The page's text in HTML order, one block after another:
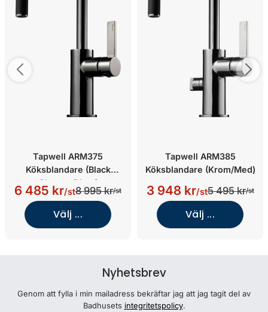
Tapwell ARM375
Köksblandare (Black
Chrome/Utan)
6 485 kr/st8 995 kr/st
Välj ...
Tapwell ARM385
Köksblandare (Krom/Med)
3 948 kr/st5 495 kr/st
Välj ...
Nyhetsbrev
Genom att fylla i min mailadress bekräftar jag att jag tagit del av
Badhusets integritetspolicy.